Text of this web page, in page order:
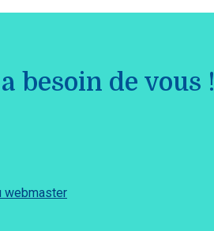
besoin de vous !
webmaster